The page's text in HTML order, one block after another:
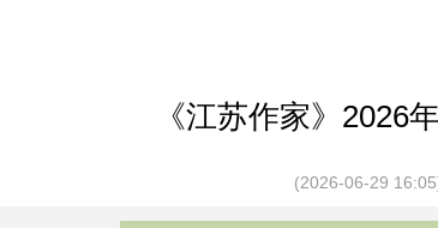
《江苏作家》2026
(2026-06-29